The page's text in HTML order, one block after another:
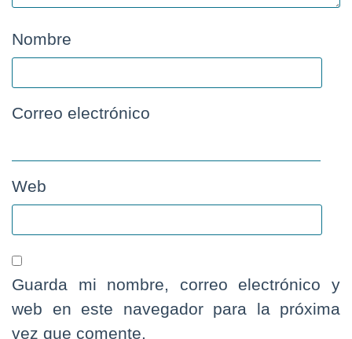
Nombre
Correo electrónico
Web
Guarda mi nombre, correo electrónico y
web en este navegador para la próxima
vez que comente.